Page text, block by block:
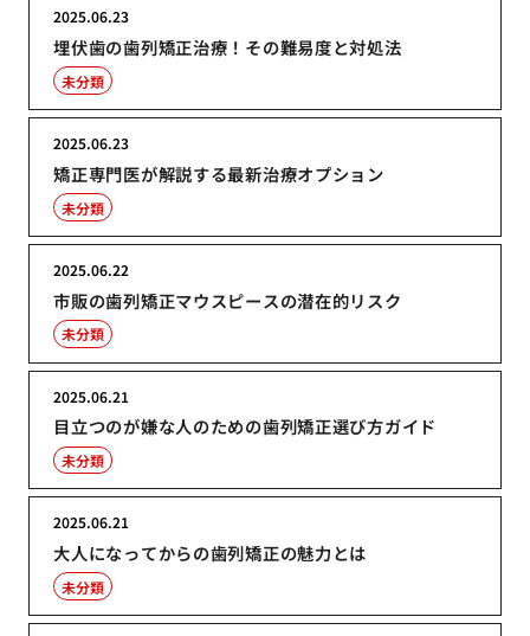
埋伏歯の歯列矯正治療！その難易度と対処法
2025.06.23
未分類
矯正専門医が解説する最新治療オプション
2025.06.23
未分類
市販の歯列矯正マウスピースの潜在的リスク
2025.06.22
未分類
目立つのが嫌な人のための歯列矯正選び方ガイド
2025.06.21
未分類
大人になってからの歯列矯正の魅力とは
2025.06.21
未分類